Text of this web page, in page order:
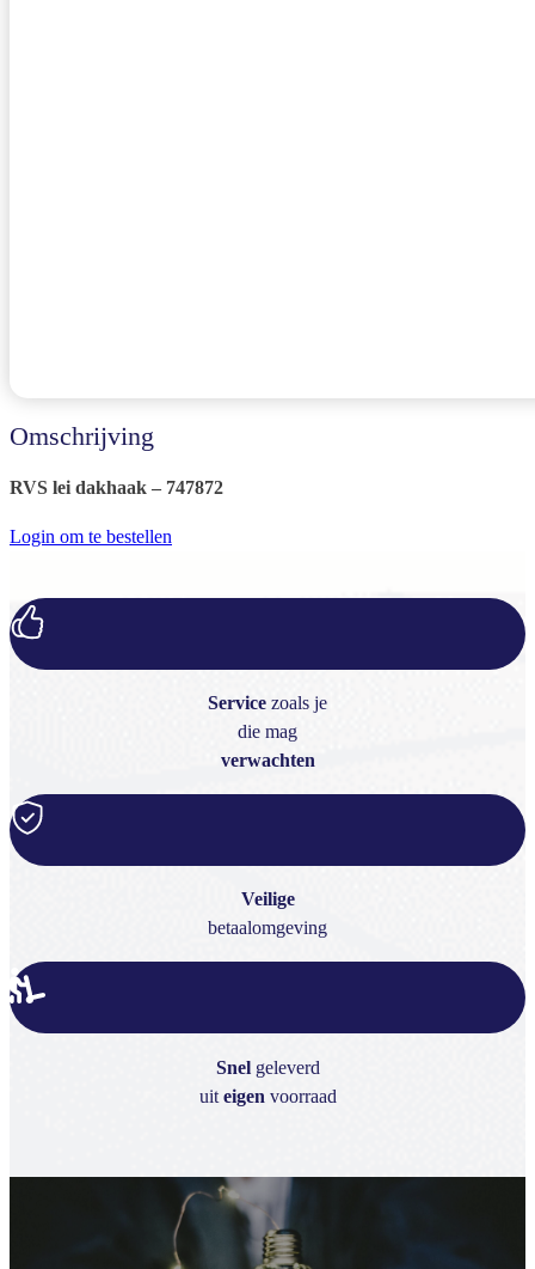
Omschrijving
RVS lei dakhaak – 747872
Login om te bestellen
Service zoals je
die mag
verwachten
Veilige
betaalomgeving
Snelgeleverd
uiteigenvoorraad